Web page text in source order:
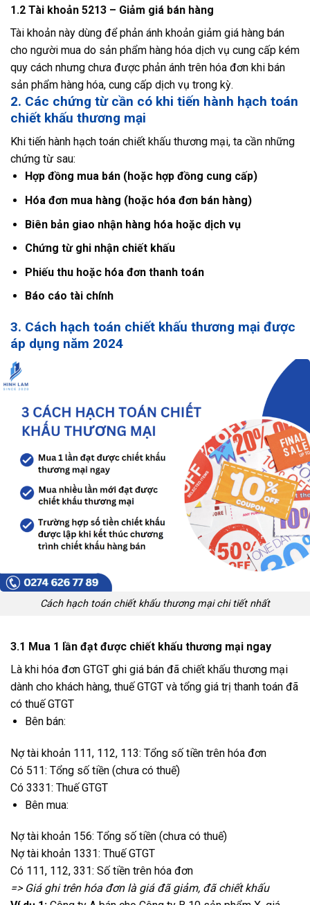
1.2 Tài khoản 5213 – Giảm giá bán hàng
Tài khoản này dùng để phản ánh khoản giảm giá hàng bán
cho người mua do sản phẩm hàng hóa dịch vụ cung cấp kém
quy cách nhưng chưa được phản ánh trên hóa đơn khi bán
sản phẩm hàng hóa, cung cấp dịch vụ trong kỳ.
2. Các chứng từ cần có khi tiến hành hạch toán
chiết khấu thương mại
Khi tiến hành hạch toán chiết khấu thương mại, ta cần những
chứng từ sau:
Hợp đồng mua bán (hoặc hợp đồng cung cấp)
Hóa đơn mua hàng (hoặc hóa đơn bán hàng)
Biên bản giao nhận hàng hóa hoặc dịch vụ
Chứng từ ghi nhận chiết khấu
Phiếu thu hoặc hóa đơn thanh toán
Báo cáo tài chính
3. Cách hạch toán chiết khấu thương mại được
áp dụng năm 2024
Cách hạch toán chiết khấu thương mại chi tiết nhất
3.1 Mua 1 lần đạt được chiết khấu thương mại ngay
Là khi hóa đơn GTGT ghi giá bán đã chiết khấu thương mại
dành cho khách hàng, thuế GTGT và tổng giá trị thanh toán đã
có thuế GTGT
Bên bán:
Nợ tài khoản 111, 112, 113: Tổng số tiền trên hóa đơn
Có 511: Tổng số tiền (chưa có thuế)
Có 3331: Thuế GTGT
Bên mua:
Nợ tài khoản 156: Tổng số tiền (chưa có thuế)
Nợ tài khoản 1331: Thuế GTGT
Có 111, 112, 331: Số tiền trên hóa đơn
=> Giá ghi trên hóa đơn là giá đã giảm, đã chiết khấu